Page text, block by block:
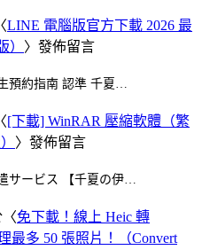
LINE 電腦版官方下載 2026 最
） 〉發佈留言
預約指南 認準 千夏…
[下載] WinRAR 壓縮軟體（繁
〉發佈留言
サービス 【千夏の伊…
〈免下載！線上 Heic 轉
最多 50 張照片！（Convert